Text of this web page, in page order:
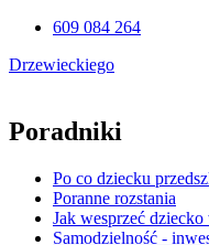
609 084 264
Drzewieckiego
Poradniki
Po co dziecku
Poranne rozstania
Jak wesprzeć
Samodzielność -